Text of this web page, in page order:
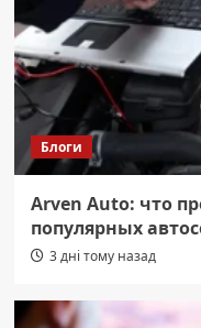
Блоги
Arven Auto: что
популярных
3 дні тому назад